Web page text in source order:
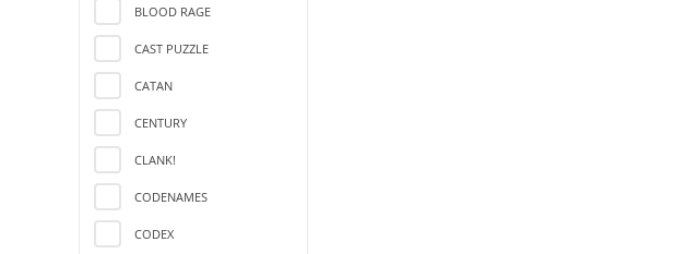
BLOOD RAGE
CAST PUZZLE
CATAN
CENTURY
CLANK!
CODENAMES
CODEX